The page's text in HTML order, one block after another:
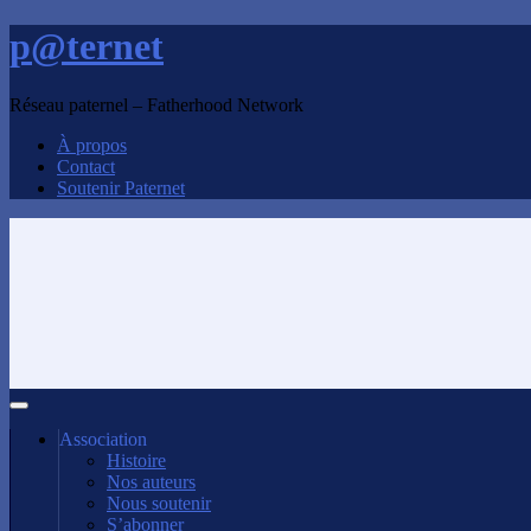
p@ternet
Réseau paternel – Fatherhood Network
À propos
Contact
Soutenir Paternet
Association
Histoire
Nos auteurs
Nous soutenir
S’abonner